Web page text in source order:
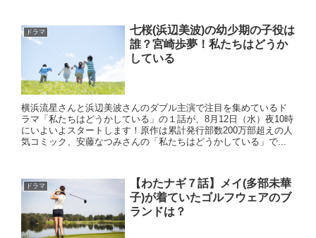
ドラマ
七桜(浜辺美波)の幼少期の子役は
誰？宮崎歩夢！私たちはどうか
している
横浜流星さんと浜辺美波さんのダブル主演で注目を集めているド
ラマ「私たちはどうかしている」の１話が、8月12日（水）夜10時
にいよいよスタートします！原作は累計発行部数200万部超えの人
気コミック、安藤なつみさんの「私たちはどうかしている」で...
ドラマ
【わたナギ７話】メイ(多部未華
子)が着ていたゴルフウェアのブ
ランドは？